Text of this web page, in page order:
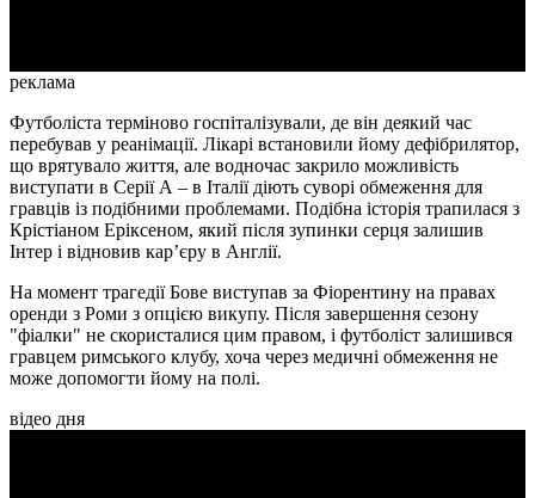
реклама
Футболіста терміново госпіталізували, де він деякий час
перебував у реанімації. Лікарі встановили йому дефібрилятор,
що врятувало життя, але водночас закрило можливість
виступати в Серії А – в Італії діють суворі обмеження для
гравців із подібними проблемами. Подібна історія трапилася з
Крістіаном Еріксеном, який після зупинки серця залишив
Інтер і відновив кар’єру в Англії.
На момент трагедії Бове виступав за Фіорентину на правах
оренди з Роми з опцією викупу. Після завершення сезону
"фіалки" не скористалися цим правом, і футболіст залишився
гравцем римського клубу, хоча через медичні обмеження не
може допомогти йому на полі.
відео дня